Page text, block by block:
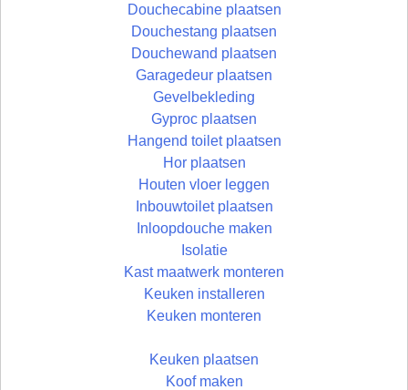
Douchecabine plaatsen
Douchestang plaatsen
Douchewand plaatsen
Garagedeur plaatsen
Gevelbekleding
Gyproc plaatsen
Hangend toilet plaatsen
Hor plaatsen
Houten vloer leggen
Inbouwtoilet plaatsen
Inloopdouche maken
Isolatie
Kast maatwerk monteren
Keuken installeren
Keuken monteren
Keuken plaatsen
Koof maken